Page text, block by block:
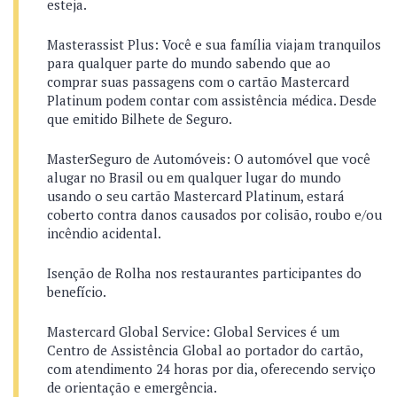
esteja.
Masterassist Plus: Você e sua família viajam tranquilos
para qualquer parte do mundo sabendo que ao
comprar suas passagens com o cartão Mastercard
Platinum podem contar com assistência médica. Desde
que emitido Bilhete de Seguro.
MasterSeguro de Automóveis: O automóvel que você
alugar no Brasil ou em qualquer lugar do mundo
usando o seu cartão Mastercard Platinum, estará
coberto contra danos causados por colisão, roubo e/ou
incêndio acidental.
Isenção de Rolha nos restaurantes participantes do
benefício.
Mastercard Global Service: Global Services é um
Centro de Assistência Global ao portador do cartão,
com atendimento 24 horas por dia, oferecendo serviço
de orientação e emergência.